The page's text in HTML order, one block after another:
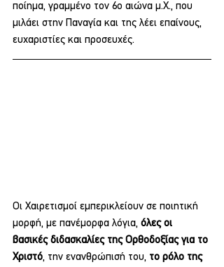
ποίημα, γραμμένο τον 6ο αιώνα μ.Χ., που
μιλάει στην Παναγία και της λέει επαίνους,
ευχαριστίες και προσευχές.
Οι Χαιρετισμοί εμπερικλείουν σε ποιητική
μορφή, με πανέμορφα λόγια, όλες οι
βασικές διδασκαλίες της Ορθοδοξίας για το
Χριστό, την ενανθρώπισή του, το ρόλο της